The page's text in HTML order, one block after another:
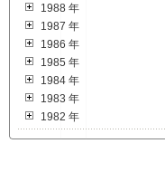
1988 年
1987 年
1986 年
1985 年
1984 年
1983 年
1982 年